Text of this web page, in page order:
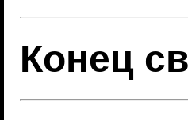
Конец